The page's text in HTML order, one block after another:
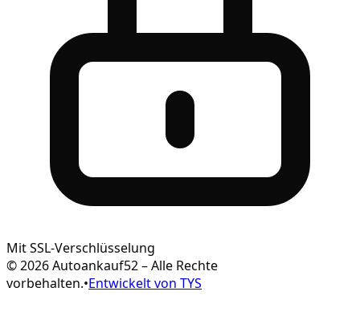
Mit SSL-Verschlüsselung
© 2026 Autoankauf52 – Alle Rechte
vorbehalten.•Entwickelt von TYS